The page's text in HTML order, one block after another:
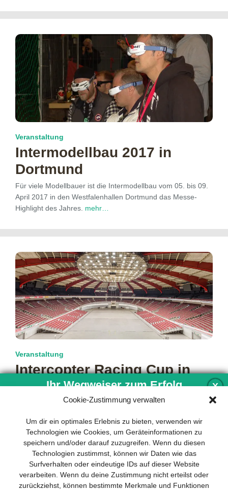
Cookie-Zustimmung verwalten
Um dir ein optimales Erlebnis zu bieten, verwenden wir
Technologien wie Cookies, um Geräteinformationen zu
speichern und/oder darauf zuzugreifen. Wenn du diesen
Technologien zustimmst, können wir Daten wie das
Surfverhalten oder eindeutige IDs auf dieser Website
verarbeiten. Wenn du deine Zustimmung nicht erteilst oder
zurückziehst, können bestimmte Merkmale und Funktionen
Veranstaltung
Intermodellbau 2017 in
Dortmund
Für viele Modellbauer ist die Intermodellbau vom 05. bis 09.
April 2017 in den Westfalenhallen Dortmund das Messe-
Highlight des Jahres. mehr…
Veranstaltung
Intercopter Racing Cup in
Dortmund
Die Intermodellbau in der Messe Westfalenhallen Dortmund
Modellsport. Mehr als 20.000 Modellemehr…
X
Ihr Wegweiser zum Erfolg
nachhaltigen Geschäftsmodells sind für
jedes Unternehmen unverzichtbar. Das
Business Model Canvas hilft, sich dabei
auf das Wesentliche zu konzentrieren
und stets im Blick zu behalten, worauf es
wirklich ankommt.